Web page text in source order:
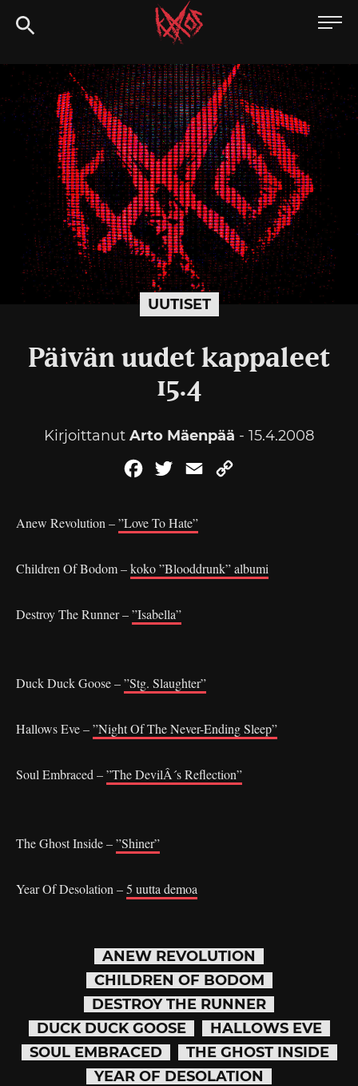
Siirry
suoraan
Kaaoszine
UUTISET
Päivän uudet kappaleet
15.4
Kirjoittanut Arto Mäenpää - 15.4.2008
FacebookTwitterEmail
Anew Revolution –”Love To Hate”
Children Of Bodom –koko ”Blooddrunk” albumi
Destroy The Runner –”Isabella”
Duck Duck Goose –”Stg. Slaughter”
Hallows Eve –”Night Of The Never-Ending Sleep”
Soul Embraced –”The DevilÂ´s Reflection”
The Ghost Inside –”Shiner”
Year Of Desolation –5 uutta demoa
ANEW REVOLUTION
CHILDREN OF BODOM
DESTROY THE RUNNER
DUCK DUCK GOOSE
HALLOWS EVE
SOUL EMBRACED
THE GHOST INSIDE
YEAR OF DESOLATION